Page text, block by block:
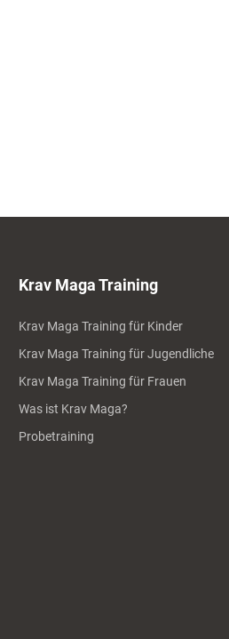
Krav Maga Training
Krav Maga Training für Kinder
Krav Maga Training für Jugendliche
Krav Maga Training für Frauen
Was ist Krav Maga?
Probetraining